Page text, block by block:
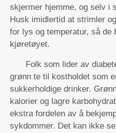
skjermer hjemme, og selv i
Husk imidlertid at strimler
for lys og temperatur, så de
kjøretøyet.
Folk som lider av
grønn te til kostholdet som
sukkerholdige drinker.
kalorier og lagre
ekstra fordelen av å
sykdommer. Det kan ikke